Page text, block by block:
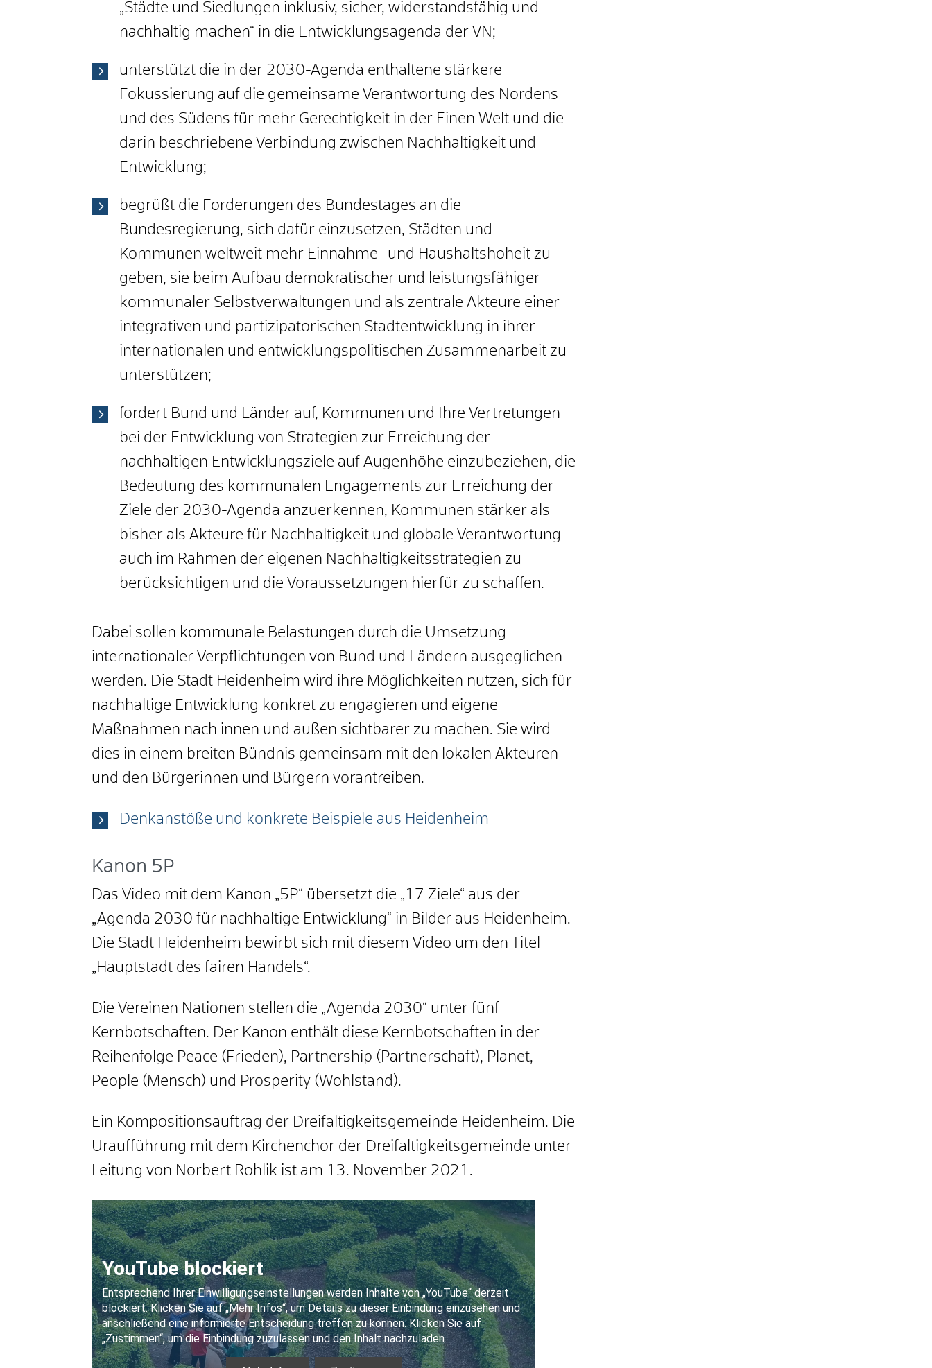
„Städte und Siedlungen inklusiv, sicher, widerstandsfähig und
nachhaltig machen“ in die Entwicklungsagenda der VN;
unterstützt die in der 2030-Agenda enthaltene stärkere
Fokussierung auf die gemeinsame Verantwortung des Nordens
und des Südens für mehr Gerechtigkeit in der Einen Welt und die
darin beschriebene Verbindung zwischen Nachhaltigkeit und
Entwicklung;
begrüßt die Forderungen des Bundestages an die
Bundesregierung, sich dafür einzusetzen, Städten und
Kommunen weltweit mehr Einnahme- und Haushaltshoheit zu
geben, sie beim Aufbau demokratischer und leistungsfähiger
kommunaler Selbstverwaltungen und als zentrale Akteure einer
integrativen und partizipatorischen Stadtentwicklung in ihrer
internationalen und entwicklungspolitischen Zusammenarbeit zu
unterstützen;
fordert Bund und Länder auf, Kommunen und Ihre Vertretungen
bei der Entwicklung von Strategien zur Erreichung der
nachhaltigen Entwicklungsziele auf Augenhöhe einzubeziehen, die
Bedeutung des kommunalen Engagements zur Erreichung der
Ziele der 2030-Agenda anzuerkennen, Kommunen stärker als
bisher als Akteure für Nachhaltigkeit und globale Verantwortung
auch im Rahmen der eigenen Nachhaltigkeitsstrategien zu
berücksichtigen und die Voraussetzungen hierfür zu schaffen.
Dabei sollen kommunale Belastungen durch die Umsetzung
internationaler Verpflichtungen von Bund und Ländern ausgeglichen
werden. Die Stadt Heidenheim wird ihre Möglichkeiten nutzen, sich für
nachhaltige Entwicklung konkret zu engagieren und eigene
Maßnahmen nach innen und außen sichtbarer zu machen. Sie wird
dies in einem breiten Bündnis gemeinsam mit den lokalen Akteuren
und den Bürgerinnen und Bürgern vorantreiben.
Denkanstöße und konkrete Beispiele aus Heidenheim
Kanon 5P
Das Video mit dem Kanon „5P“ übersetzt die „17 Ziele“ aus der
„Agenda 2030 für nachhaltige Entwicklung“ in Bilder aus Heidenheim.
Die Stadt Heidenheim bewirbt sich mit diesem Video um den Titel
„Hauptstadt des fairen Handels“.
Die Vereinen Nationen stellen die „Agenda 2030“ unter fünf
Kernbotschaften. Der Kanon enthält diese Kernbotschaften in der
Reihenfolge Peace (Frieden), Partnership (Partnerschaft), Planet,
People (Mensch) und Prosperity (Wohlstand).
Ein Kompositionsauftrag der Dreifaltigkeitsgemeinde Heidenheim. Die
Uraufführung mit dem Kirchenchor der Dreifaltigkeitsgemeinde unter
Leitung von Norbert Rohlik ist am 13. November 2021.